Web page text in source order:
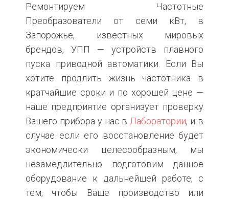
Ремонтируем Частотные
Преобразователи от семи кВт, в
Запорожье, известных мировых
брендов, УПП — устройств плавного
пуска приводной автоматики. Если Вы
хотите продлить жизнь частотника в
кратчайшие сроки и по хорошей цене —
наше предприятие организует проверку
Вашего прибора у нас вЛаборатории, и в
случае если его восстановление будет
экономически целесообразным, мы
незамедлительно подготовим данное
оборудование к дальнейшей работе, с
тем, чтобы Ваше производство или